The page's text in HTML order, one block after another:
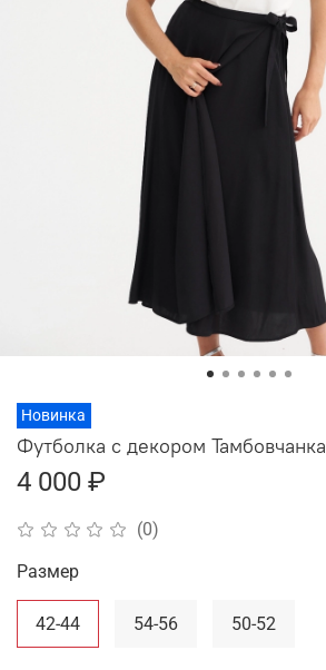
Новинка
(0)
Футболка с декором Тамбовчанка
4 000 ₽
Размер
42-44 54-56 50-52